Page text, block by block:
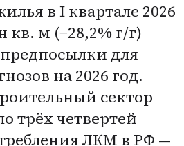
в I квартале 2026
кв. м (−28,2% г/г)
для
на 2026 год.
сектор
трёх четвертей
ЛКМ в РФ —